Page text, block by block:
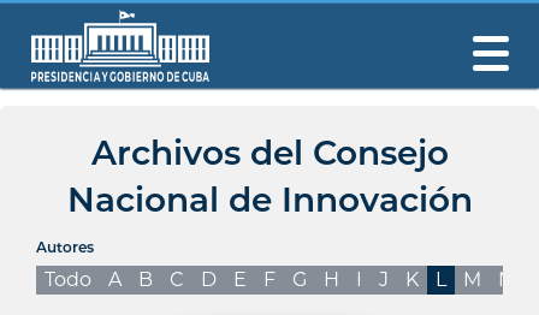
Archivos del Consejo
Nacional de Innovación
Autores
Todo A B C D E F G H I J K L M N